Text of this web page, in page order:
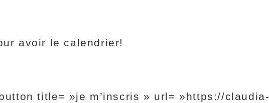
avoir le calendrier!
title= »je m’inscris » url= »https://claudia-